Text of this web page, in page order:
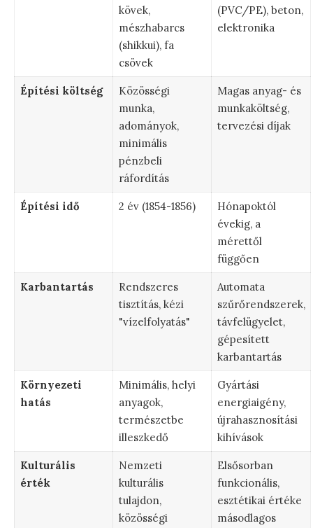
kövek,
mészhabarcs
(shikkui), fa
csövek
(PVC/PE), beton,
elektronika
Építési költség
Közösségi
munka,
adományok,
minimális
pénzbeli
ráfordítás
Magas anyag- és
munkaköltség,
tervezési díjak
Építési idő 2 év (1854-1856)
Hónapoktól
évekig, a
mérettől
függően
Karbantartás
Rendszeres
tisztítás, kézi
"vízelfolyatás"
Automata
szűrőrendszerek,
távfelügyelet,
gépesített
karbantartás
Környezeti
hatás
Minimális, helyi
anyagok,
természetbe
illeszkedő
Gyártási
energiaigény,
újrahasznosítási
kihívások
Kulturális
érték
Nemzeti
kulturális
tulajdon,
közösségi
Elsősorban
funkcionális,
esztétikai értéke
másodlagos